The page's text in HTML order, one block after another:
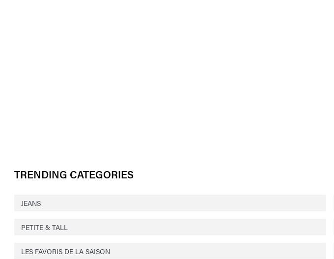
TRENDING CATEGORIES
JEANS
PETITE & TALL
LES FAVORIS DE LA SAISON